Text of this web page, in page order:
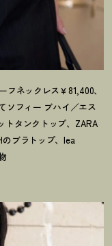
ネックレス￥81,400、
ソフィー ブハイ／エス
トタンクトップ、ZARA
ブラトップ、lea